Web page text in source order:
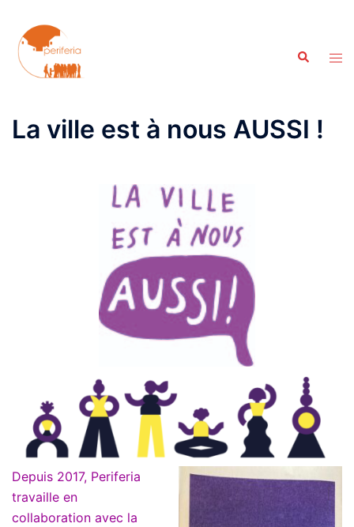
contenu
La ville est à nous AUSSI !
Depuis 2017, Periferia
travaille en
collaboration avec la